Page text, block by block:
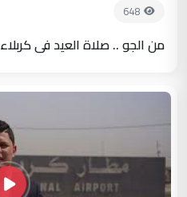
648
من الجو .. صلاة العيد في كربلاء